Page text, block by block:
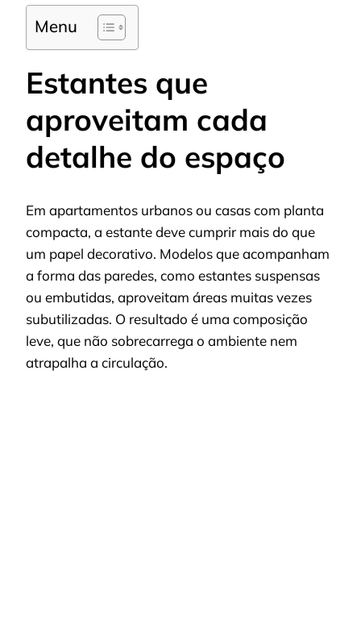
Menu
Estantes que
aproveitam cada
detalhe do espaço
Em apartamentos urbanos ou casas com planta
compacta, a estante deve cumprir mais do que
um papel decorativo. Modelos que acompanham
a forma das paredes, como estantes suspensas
ou embutidas, aproveitam áreas muitas vezes
subutilizadas. O resultado é uma composição
leve, que não sobrecarrega o ambiente nem
atrapalha a circulação.